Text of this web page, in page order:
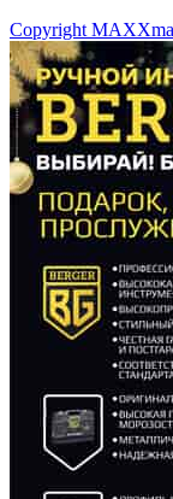
Copyright